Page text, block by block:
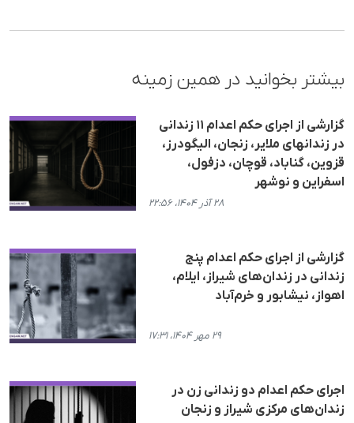
بیشتر بخوانید در همین زمینه
گزارشی از اجرای حکم اعدام ١١ زندانی
در زندانهای ملایر، زنجان، الیگودرز،
قزوین، گناباد، قوچان، دزفول،
اسفراین و نوشهر
۲۸ آذر ۱۴۰۴، ۲۲:۵۶
گزارشی از اجرای حکم اعدام پنج
زندانی در زندان‌های شیراز، ایلام،
اهواز، نیشابور و خرم‌آباد
۲۹ مهر ۱۴۰۴، ۱۷:۳۱
اجرای حکم اعدام دو زندانی زن در
زندان‌های مرکزی شیراز و زنجان